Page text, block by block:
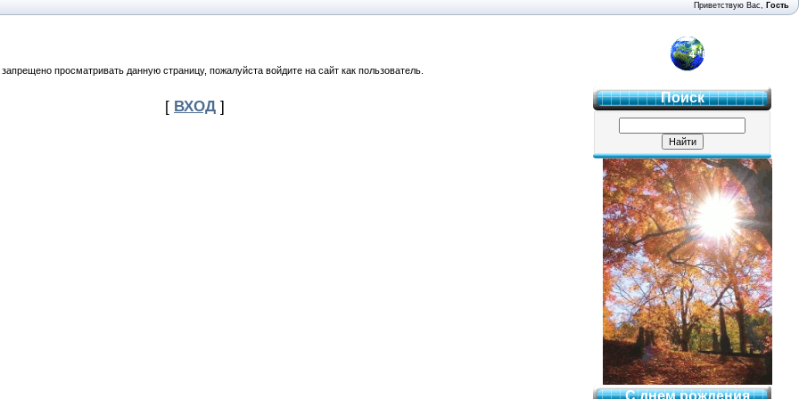
Приветствую Вас, Гость
просматривать данную страницу, пожалуйста войдите на сайт как пользователь.
[ ВХОД ]
4 "Б"
Поиск
С днем рождения